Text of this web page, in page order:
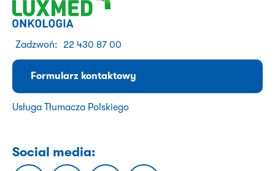
Zadzwoń: 22 430 87 00
Formularz kontaktowy
Usługa Tłumacza Polskiego
Social media: